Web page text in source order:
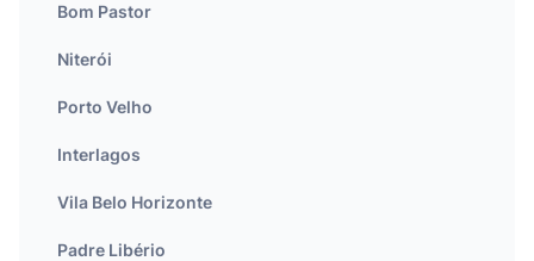
Bom Pastor
Niterói
Porto Velho
Interlagos
Vila Belo Horizonte
Padre Libério